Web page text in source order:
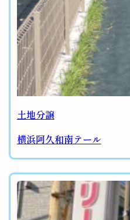
土地分譲
横浜阿久和南テール